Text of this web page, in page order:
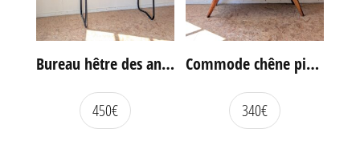
Bureau hêtre des années 60
450€
Commode chêne pieds compas vintage
340€